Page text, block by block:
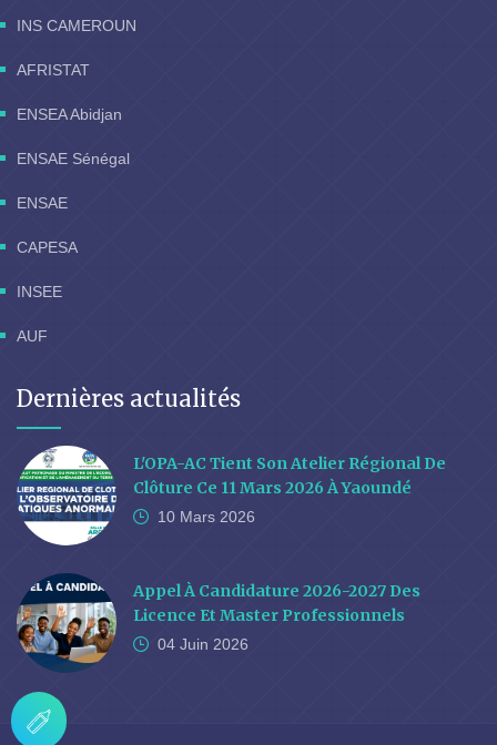
INS CAMEROUN
AFRISTAT
ENSEA Abidjan
ENSAE Sénégal
ENSAE
CAPESA
INSEE
AUF
Dernières actualités
L'OPA-AC Tient Son Atelier Régional De
Clôture Ce 11 Mars 2026 À Yaoundé
10 Mars 2026
Appel À Candidature 2026-2027 Des
Licence Et Master Professionnels
04 Juin 2026